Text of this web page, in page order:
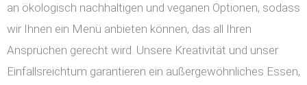
an ökologisch nachhaltigen und veganen Optionen, sodass
wir Ihnen ein Menü anbieten können, das all Ihren
Ansprüchen gerecht wird. Unsere Kreativität und unser
Einfallsreichtum garantieren ein außergewöhnliches Essen,